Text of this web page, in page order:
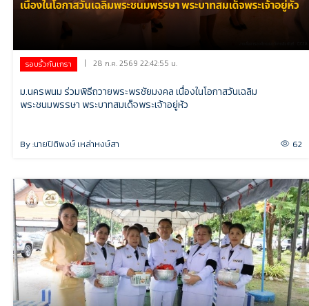
รอบรั้วกันเกรา | 28 ก.ค. 2569 22:42:55 น.
ม.นครพนม ร่วมพิธีถวายพระพรชัยมงคล เนื่องในโอกาสวันเฉลิม
พระชนมพรรษา พระบาทสมเด็จพระเจ้าอยู่หัว
By :นายปิติพงษ์ เหล่าหงษ์สา 62